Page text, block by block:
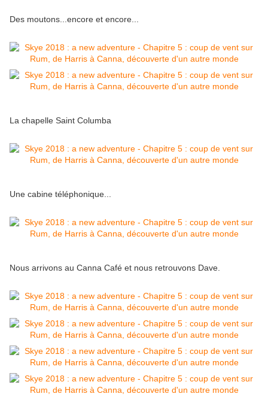
Des moutons...encore et encore...
La chapelle Saint Columba
Une cabine téléphonique...
Nous arrivons au Canna Café et nous retrouvons Dave.